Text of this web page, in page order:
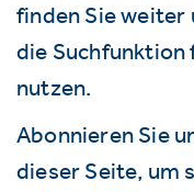
finden Sie weiter
die Suchfunktion
nutzen.
Abonnieren Sie
dieser Seite, um